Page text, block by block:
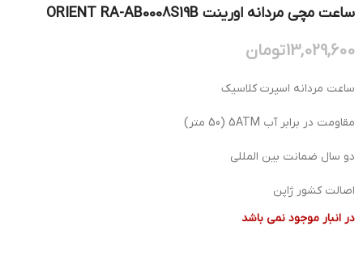
ساعت مچی مردانه اورینت ORIENT RA-AB0008S19B
13,029,600تومان
ساعت مردانه اسپرت کلاسیک
مقاومت در برابر آب 5ATM (50 متر)
دو سال ضمانت بین المللی
اصالت کشور ژاپن
در انبار موجود نمی باشد